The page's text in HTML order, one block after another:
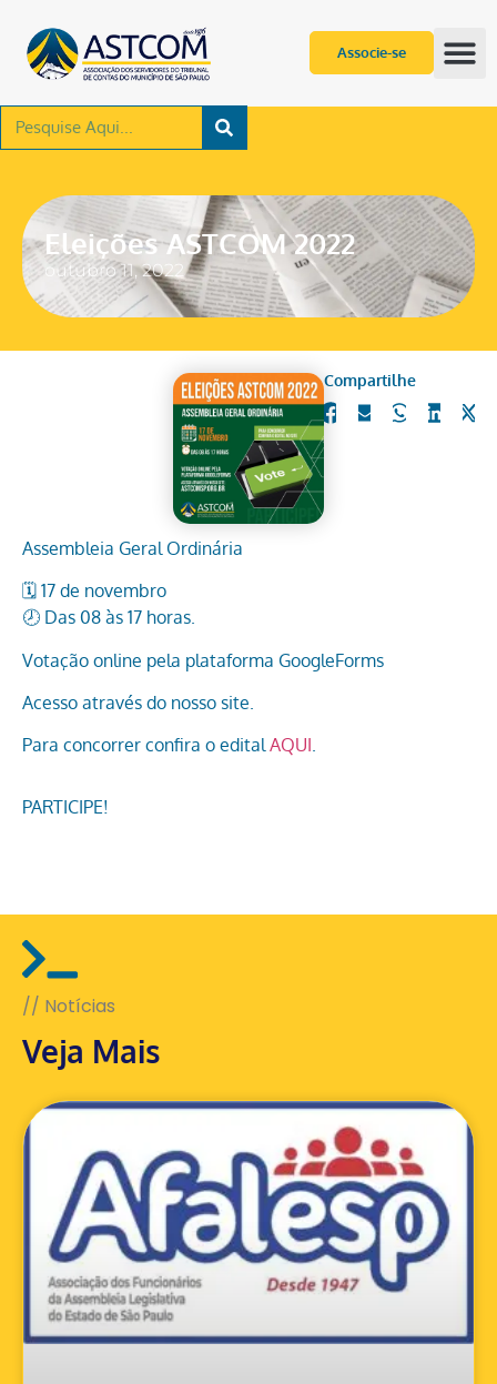
Associe-se
Eleições ASTCOM 2022
outubro 11, 2022
Compartilhe
Assembleia Geral Ordinária
🗓️ 17 de novembro
🕗 Das 08 às 17 horas.
Votação online pela plataforma GoogleForms
Acesso através do nosso site.
Para concorrer confira o editalAQUI.
PARTICIPE!
// Notícias
Veja Mais